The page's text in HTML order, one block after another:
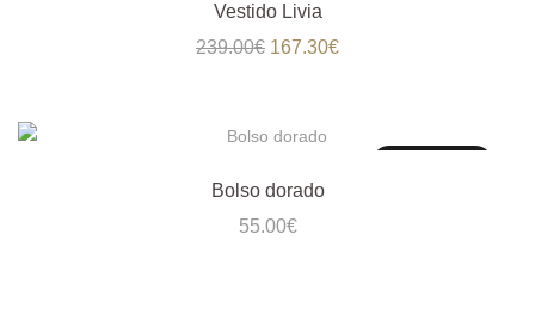
Vestido Livia
239.00€ El
239.00€.
167.30€El
167.30€.
Bolso dorado
55.00€